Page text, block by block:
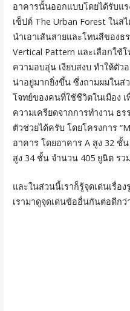
อาคารนั้นออกแบบโดยได้รับแ
เซ็ปต์ The Urban Forest ในส
นำเอาเส้นสายและโทนสีของ
Vertical Pattern และเลือกใช้
ความอบอุ่น เงียบสงบ ทำให้ตัว
น่าอยู่มากยิ่งขึ้น ซึ่งถามผมใน
โจทย์ของคนที่ใช้ชีวิตในเมือง
ความเครียดจากการทำงาน ธ
ตัวช่วยได้ครับ โดยโครงการ
อาคาร โดยอาคาร A สูง 32 ชั้
สูง 34 ชั้น จำนวน 405 ยูนิต รว
และในส่วนนี้เราก็รู้จุดเด่นเรื่อ
เรามาดูจุดเด่นข้ออื่นกันต่อดีกว่